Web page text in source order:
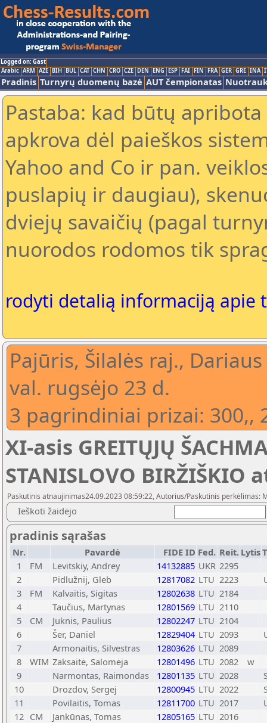
Logged on: Gast
Arabic ARM AZE BIH BUL CAT CHN CRO CZE DEN ENG ESP FAI FIN FRA GER GRE INA
Pradinis Turnyrų duomenų bazė AUT čempionatas
Pastaba: kad būtų
apkrova dėl paieškos
Yahoo and Co ir pan.
puslapių ir daugiau),
dviejų savaičių (pagal
nuorodos rodomos tik
rodyti detalią informaciją apie
Pajūris, Šilalės raj.,
val. rugsėjo 23 d.
3 pagrindiniai prizai: 300,,
XI-asis GREITŲJŲ
STANISLOVO
Paskutinis atnaujinimas24.09.2023 08:59:22, Autorius/Paskutinis perkėlimas:
Ieškoti žaidėjo
pradinis sąrašas
Nr. Pavardė FIDE ID Fed. Reit. Lytis
1
FM Levitskiy, Andrey 14132885 UKR 2295
2
Pidlužnij, Gleb 12817082 LTU 2223
3
FM Kalvaitis, Sigitas 12802638 LTU 2184
4
Taučius, Martynas 12801569 LTU 2110
5
CM Juknis, Paulius 12802247 LTU 2104
6
Šer, Daniel 12829404 LTU 2093
7
Armonaitis, Silvestras 12803626 LTU 2089
8
WIM Zaksaitė, Salomėja 12801496 LTU 2082
w
9
Narmontas, Raimondas 12801135 LTU 2028
10
Drozdov, Sergej 12800945 LTU 2022
11
Povilaitis, Tomas 12811700 LTU 2017
12 CM Jankūnas, Tomas 12805165 LTU 2016